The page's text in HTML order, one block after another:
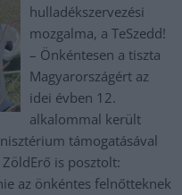
hulladékszervezési
mozgalma, a TeSzedd!
– Önkéntesen a tiszta
Magyarországért az
idei évben 12.
alkalommal került
támogatásával
is posztolt:
az önkéntes felnőtteknek